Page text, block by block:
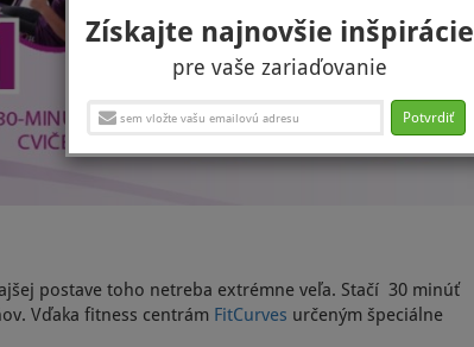
postave toho netreba extrémne veľa. Stačí 30 minúť
Vďaka fitness centrám FitCurves určeným špeciálne
Získajte najnovšie inšpirácie
pre vaše zariaďovanie
Potvrdiť